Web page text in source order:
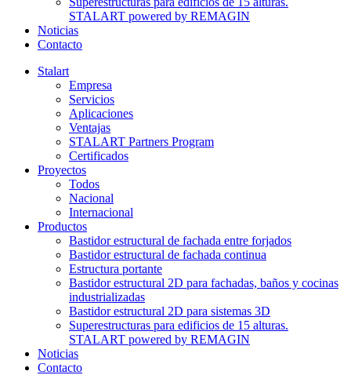
STALART powered by REMAGIN
Noticias
Contacto
Stalart
Empresa
Servicios
Aplicaciones
Ventajas
STALART Partners Program
Certificados
Proyectos
Todos
Nacional
Internacional
Productos
Bastidor estructural de fachada entre forjados
Bastidor estructural de fachada continua
Estructura portante
Bastidor estructural 2D para fachadas, baños y cocinas
industrializadas
Bastidor estructural 2D para sistemas 3D
Superestructuras para edificios de 15 alturas.
STALART powered by REMAGIN
Noticias
Contacto